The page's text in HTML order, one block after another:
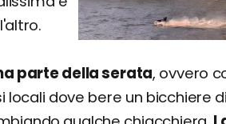
parte della serata, ovvero
dove bere un bicchiere